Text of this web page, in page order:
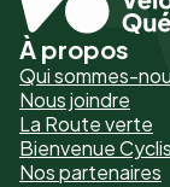
Pied
de
page
-
À propos
Qui sommes-
Nous joindre
La Route verte
Bienvenue
Nos partenaires